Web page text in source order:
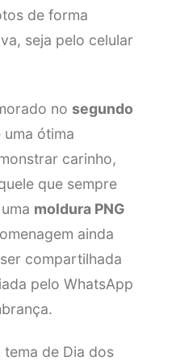
de forma
seja pelo celular
no segundo
uma ótima
carinho,
que sempre
moldura PNG
ainda
compartilhada
pelo WhatsApp
tema de Dia dos